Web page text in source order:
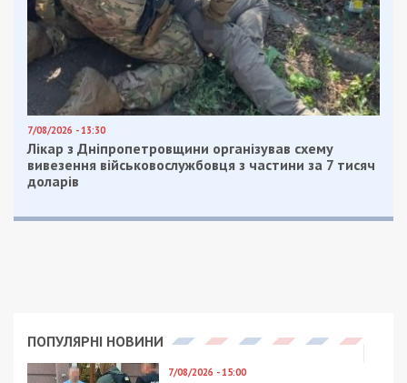
7/08/2026 - 13:30
Лікар з Дніпропетровщини організував схему
вивезення військовослужбовця з частини за 7 тисяч
доларів
ПОПУЛЯРНІ НОВИНИ
7/08/2026 - 15:00